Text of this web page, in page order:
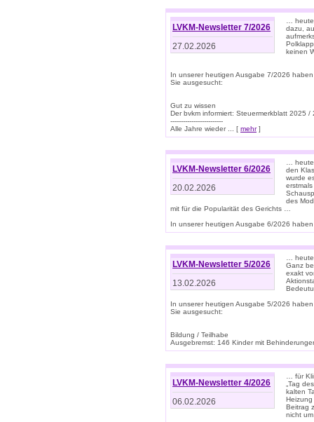
LVKM-Newsletter 7/2026
27.02.2026
…
dazu,
keinen
In unserer heutigen Ausgabe 7/2026
Sie ausgesucht:
Gut zu wissen
Der bvkm informiert: Steuermerkblatt 2025 /
-------------------------
Alle Jahre wieder ... [ mehr]
LVKM-Newsletter 6/2026
20.02.2026
…
den
wurde
des
mit für die Popularität des Gerichts …
In unserer heutigen Ausgabe 6/2026
LVKM-Newsletter 5/2026
13.02.2026
…
Ganz
exakt
In unserer heutigen Ausgabe 5/2026
Sie ausgesucht:
Bildung / Teilhabe
Ausgebremst: 146 Kinder mit
LVKM-Newsletter 4/2026
06.02.2026
… für
„Tag
kalten
Beitrag
nicht